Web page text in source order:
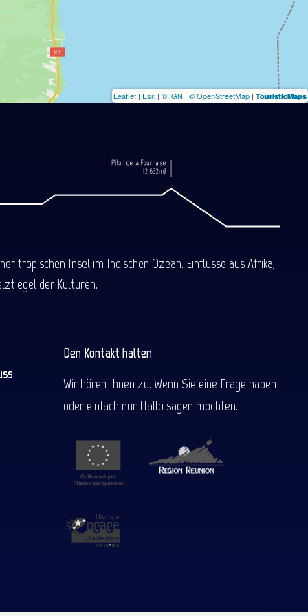
Leaflet | Esri | © IGN | © OpenStreetMap | TouristicMaps
tropischen Insel im Indischen Ozean. Einflüsse aus Afrika,
der Kulturen.
Den Kontakt halten
Wir hören Ihnen zu. Wenn Sie eine Frage haben
oder einfach nur Hallo sagen möchten.